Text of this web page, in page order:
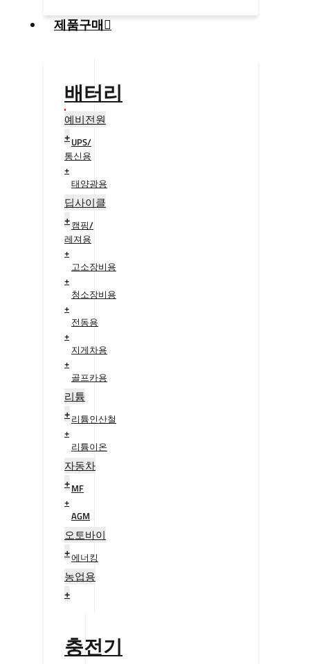
제품구매
배터리
예비전원
+UPS/
통신용
+
태양광용
+
딥사이클
+캠핑/
레져용
+
고소장비용
+
청소장비용
+
전동용
+
지게차용
+
골프카용
+
리튬
+리튬인산철
+
리튬이온
+
자동차
+MF
+
AGM
+
오토바이
+에너킹
+
농업용
+
충전기